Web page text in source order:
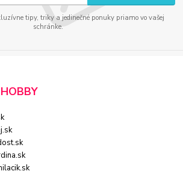
tipy, triky a jedinečné ponuky priamo vo vašej
schránke.